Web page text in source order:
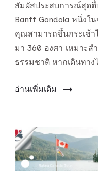
Mountain
&
Banff
Gondola
วิว
พา
ลาง
สัมผัสประสบการณ์สุดตื่
Banff Gondola หนึ่งใ
คุณสามารถขึ้นกระเช้า
มา 360 องศา เหมาะ
ธรรมชาติ หากเดินทา
อ่านเพิ่มเติม